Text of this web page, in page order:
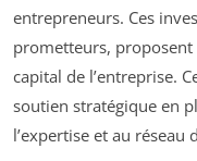
entrepreneurs. Ces
prometteurs, proposent
capital de l’entreprise.
soutien stratégique en
l’expertise et au